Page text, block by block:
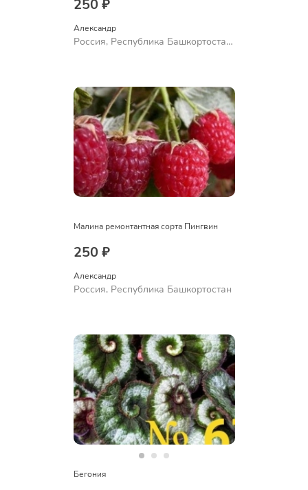
250 ₽
Александр
Россия, Республика Башкортостан,
Малина ремонтантная сорта Пингвин
250 ₽
Александр
Россия, Республика Башкортостан
Бегония